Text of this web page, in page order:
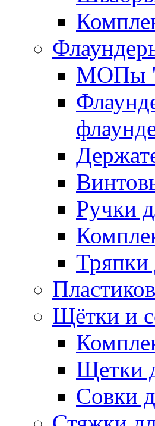
МОПы
Ручки
Тряпки
Щётки и
Щетки
Совки